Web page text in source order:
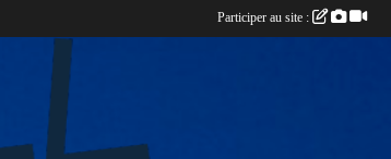
Participer au site :